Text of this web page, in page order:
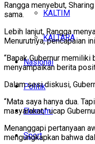
KALTIM
KALTARA
Nasional
Politik
Ekonomi
Sport
Rangga menyebut,
sama.
Lebih lanjut, Rangga
Menurutnya, pencapaian
“Bapak Gubernur
menyampaikan berita
Dalam sesi diskusi,
“Mata saya hanya dua.
masyarakat,” ucap
Menanggapi pertanyaan
mengungkapkan bahwa